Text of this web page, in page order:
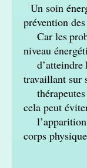
Un soin
prévention
Car les
niveau
d’atteindre
travaillant sur
thérapeutes
cela peut
l’apparition
corps